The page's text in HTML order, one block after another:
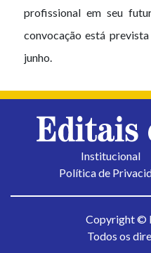
profissional em seu
convocação está
junho.
Institucional
Política de
Copyright ©
Todos os